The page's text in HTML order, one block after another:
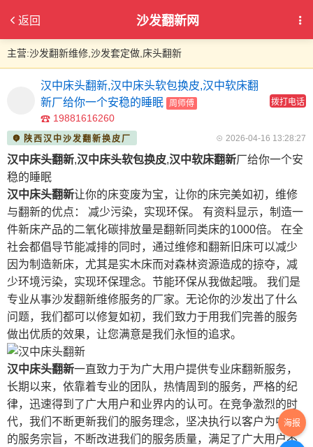
返回 沙发翻新网
主营:沙发翻新维修,沙发套定做,床头翻新
汉中床头翻新,汉中床头软包换皮,汉中软床翻
新厂给你一个安稳的睡眠 周师傅
19881616260
拨打电话
陕西汉中沙发翻新换皮厂 2026-04-16 13:28:27
汉中床头翻新,汉中床头软包换皮,汉中软床翻新厂给你一个安
稳的睡眠
汉中床头翻新让你的床变废为宝，让你的床完美如初，维修
与翻新的优点： 减少污染，实现环保。 有资料显示，制造一
件新床产品的二氧化碳排放量是翻新同类床的1000倍。 在全
社会都倡导节能减排的同时，通过维修和翻新旧床可以减少
因为制造新床，尤其是实木床而对森林资源造成的掠夺，减
少环境污染，实现环保理念。节能环保从我做起哦。 我们是
专业从事沙发翻新维修服务的厂家。无论你的沙发出了什么
问题，我们都可以修复如初，我们致力于用我们完善的服务
做出优质的效果，让您满意是我们永恒的追求。
汉中床头翻新一直致力于为广大用户提供专业床翻新服务，
长期以来，依靠着专业的团队，热情周到的服务，严格的纪
律，迅速得到了广大用户和业界内的认可。在竞争激烈的时
代，我们不断更新我们的服务理念，坚决执行以客户为中心
的服务宗旨，不断改进我们的服务质量，满足了广大用户不
海报